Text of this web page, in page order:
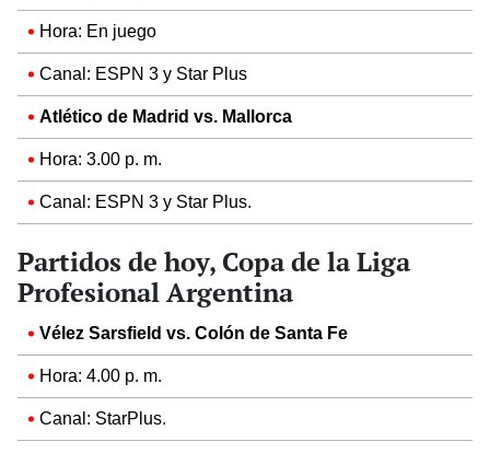
Hora: En juego
Canal: ESPN 3 y Star Plus
Atlético de Madrid vs. Mallorca
Hora: 3.00 p. m.
Canal: ESPN 3 y Star Plus.
Partidos de hoy, Copa de la Liga
Profesional Argentina
Vélez Sarsfield vs. Colón de Santa Fe
Hora: 4.00 p. m.
Canal: StarPlus.